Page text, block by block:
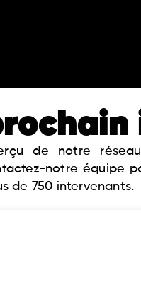
de notre
notre équipe
de 750 intervenants.